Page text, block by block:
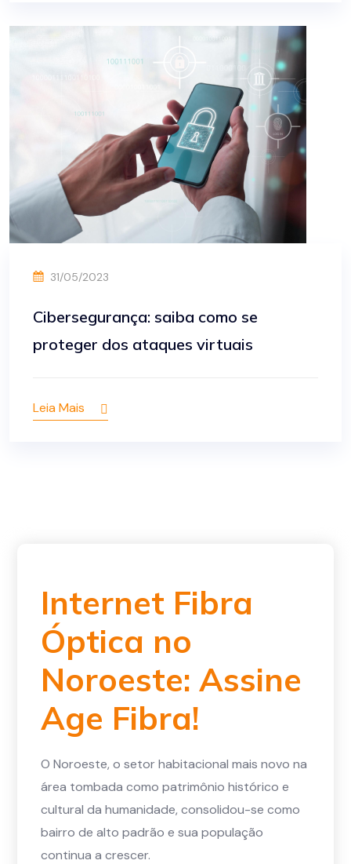
31/05/2023
Cibersegurança: saiba como se
proteger dos ataques virtuais
Leia Mais
Internet Fibra
Óptica no
Noroeste: Assine
Age Fibra!
O Noroeste, o setor habitacional mais novo na
área tombada como patrimônio histórico e
cultural da humanidade, consolidou-se como
bairro de alto padrão e sua população
continua a crescer.